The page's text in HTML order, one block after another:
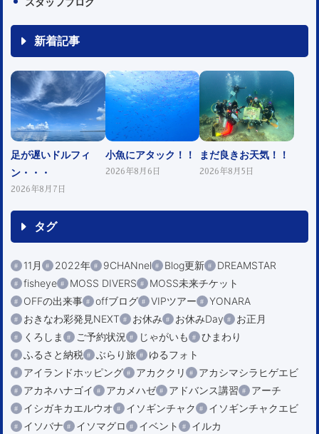
新着記事
足が遅いドルフィ
ン・・・
2026年8月7日
小魚にアタック！！
2026年8月6日
まだ良きお天気！！
2026年8月5日
タグ
11月 2022年 9CHANnel Blog更新
DREAMSTAR
fisheye
MOSS DIVERS
MOSS未来チケット
OFFの出来事
offブログ VIPツアー
YONARA
おきなわ彩発見NEXT
お休み お休みDay
お正月
くろしま
ご予約状況 じゃがいも
ひまわり
ふるさと納税
ぶらり旅
ゆるフォト
アイランドホッピング
アカククリ
アカシマシラヒゲエビ
アカネハナゴイ
アカメハゼ アドバンス講習
アーチ
イシガキカエルウオ
イソギンチャク
イソギンチャクエビ
イソバナ
イソマグロ イベント
イルカ